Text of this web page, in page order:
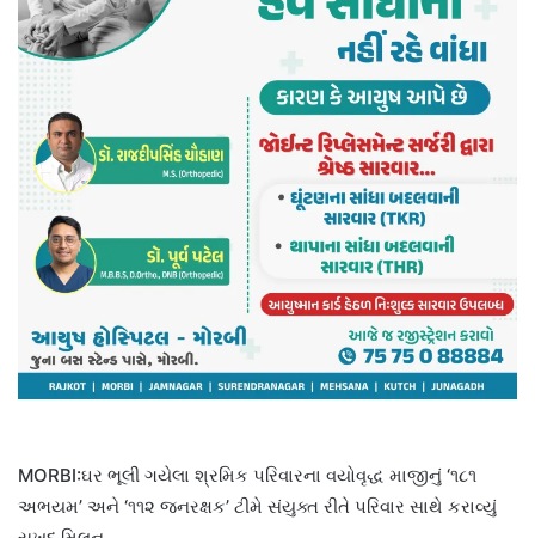
MORBI:ઘર ભૂલી ગયેલા શ્રમિક પરિવારના વયોવૃદ્ધ માજીનું ‘૧૮૧
અભયમ’ અને ‘૧૧૨ જનરક્ષક’ ટીમે સંયુક્ત રીતે પરિવાર સાથે કરાવ્યું